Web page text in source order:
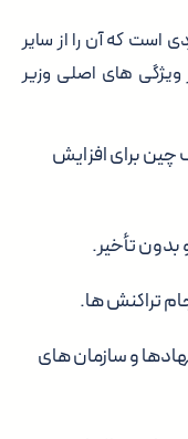
است که آن را از سایر
ویژگی های اصلی وزیر
چین برای افزایش
تأخیر.
تراکنش ها.
و سازمان های